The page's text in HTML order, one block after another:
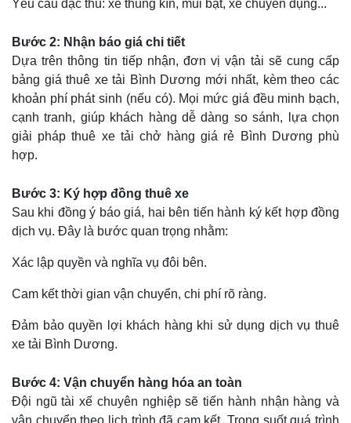
Yêu cầu đặc thù: xe thùng kín, mui bạt, xe chuyên dụng...
Bước 2: Nhận báo giá chi tiết
Dựa trên thông tin tiếp nhận, đơn vị vận tải sẽ cung cấp
bảng giá thuê xe tải Bình Dương mới nhất, kèm theo các
khoản phí phát sinh (nếu có). Mọi mức giá đều minh bạch,
cạnh tranh, giúp khách hàng dễ dàng so sánh, lựa chọn
giải pháp thuê xe tải chở hàng giá rẻ Bình Dương phù
hợp.
Bước 3: Ký hợp đồng thuê xe
Sau khi đồng ý báo giá, hai bên tiến hành ký kết hợp đồng
dịch vụ. Đây là bước quan trọng nhằm:
Xác lập quyền và nghĩa vụ đôi bên.
Cam kết thời gian vận chuyển, chi phí rõ ràng.
Đảm bảo quyền lợi khách hàng khi sử dụng dịch vụ thuê
xe tải Bình Dương.
Bước 4: Vận chuyển hàng hóa an toàn
Đội ngũ tài xế chuyên nghiệp sẽ tiến hành nhận hàng và
vận chuyển theo lịch trình đã cam kết. Trong suốt quá trình